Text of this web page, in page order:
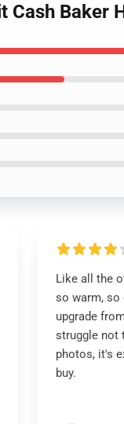
Cash Baker
Like all the
so warm, so
upgrade
struggle not
photos, it's
buy.